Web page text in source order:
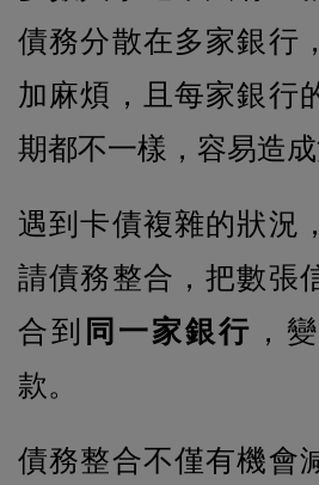
債務分散在多家銀行
加麻煩，且每家銀行
期都不一樣，容易造成
遇到卡債複雜的狀況
請債務整合，把數張
合到 同一家銀行 ，
款。
債務整合不僅有機會